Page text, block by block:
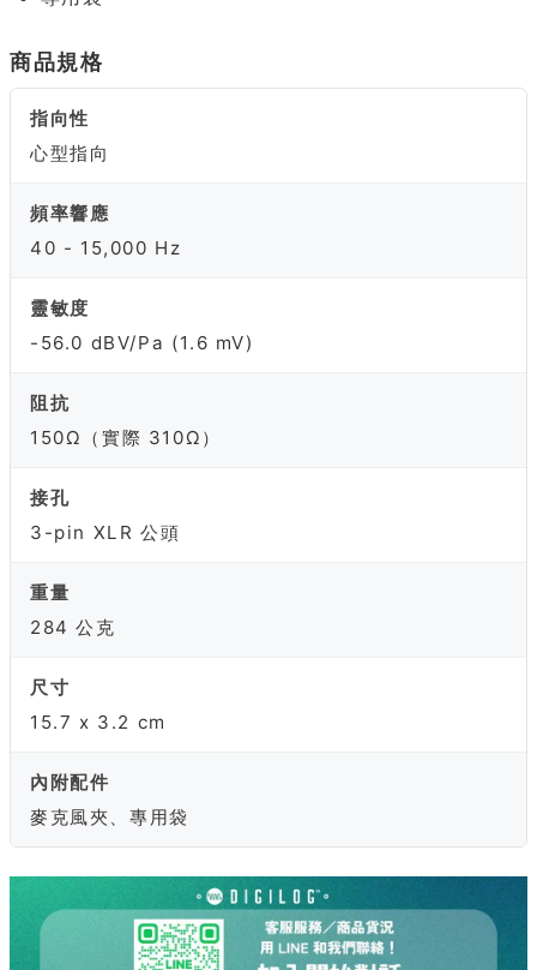
商品規格
指向性
心型指向
頻率響應
40 - 15,000 Hz
靈敏度
-56.0 dBV/Pa (1.6 mV)
阻抗
150Ω（實際 310Ω）
接孔
3-pin XLR 公頭
重量
284 公克
尺寸
15.7 x 3.2 cm
內附配件
麥克風夾、專用袋